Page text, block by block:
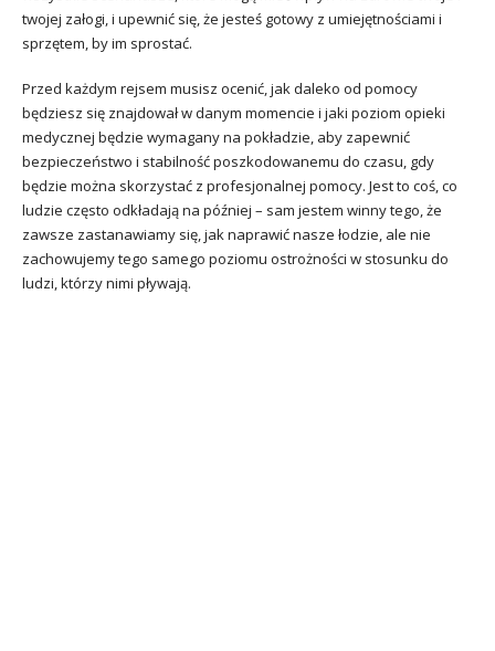
twojej załogi, i upewnić się, że jesteś gotowy z umiejętnościami i
sprzętem, by im sprostać.
Przed każdym rejsem musisz ocenić, jak daleko od pomocy
będziesz się znajdował w danym momencie i jaki poziom opieki
medycznej będzie wymagany na pokładzie, aby zapewnić
bezpieczeństwo i stabilność poszkodowanemu do czasu, gdy
będzie można skorzystać z profesjonalnej pomocy. Jest to coś, co
ludzie często odkładają na później – sam jestem winny tego, że
zawsze zastanawiamy się, jak naprawić nasze łodzie, ale nie
zachowujemy tego samego poziomu ostrożności w stosunku do
ludzi, którzy nimi pływają.